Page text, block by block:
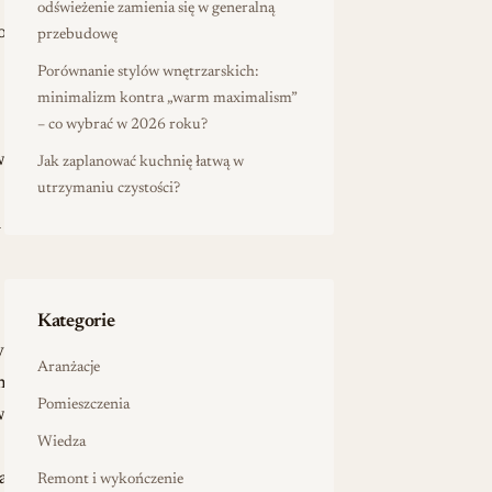
odświeżenie zamienia się w generalną
przebudowę
Porównanie stylów wnętrzarskich:
minimalizm kontra „warm maximalism”
– co wybrać w 2026 roku?
Jak zaplanować kuchnię łatwą w
utrzymaniu czystości?
Kategorie
Aranżacje
Pomieszczenia
Wiedza
Remont i wykończenie